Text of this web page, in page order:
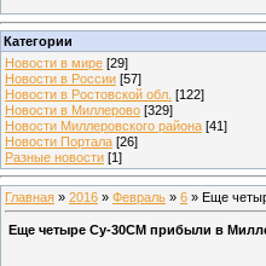
Категории
Новости в мире [29]
Новости в России [57]
Новости в Ростовской обл. [122]
Новости в Миллерово [329]
Новости Миллеровского района [41]
Новости Портала [26]
Разные новости [1]
Главная » 2016 » Февраль » 6 » Еще
Еще четыре Су-30СМ прибыли в